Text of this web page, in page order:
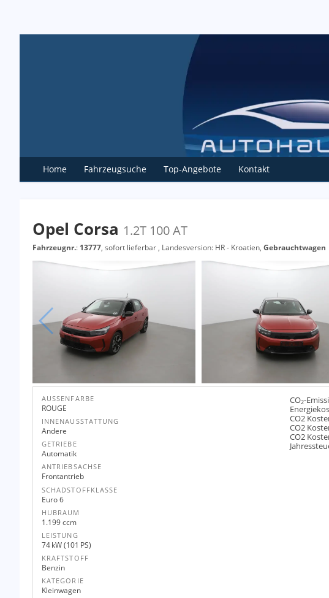
Home Fahrzeugsuche Top-Angebote Kontakt
Opel Corsa 1.2T 100 AT
Fahrzeugnr.: 13777, sofort lieferbar , Landesversion: HR - Kroatien, Gebrauchtwagen
AUSSENFARBE
ROUGE
INNENAUSSTATTUNG
Andere
GETRIEBE
Automatik
ANTRIEBSACHSE
Frontantrieb
SCHADSTOFFKLASSE
Euro 6
HUBRAUM
1.199 ccm
LEISTUNG
74 kW (101 PS)
KRAFTSTOFF
Benzin
KATEGORIE
Kleinwagen
CO2-
CO2
CO2
CO2